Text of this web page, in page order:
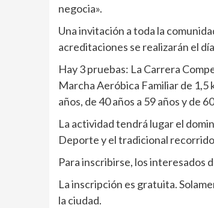
negocia».
Una invitación a toda la
acreditaciones se realizarán el
Hay 3 pruebas: La Carrera
Marcha Aeróbica Familiar de 1,5
años, de 40 años a 59 años y de
La actividad tendrá lugar el
Deporte y el tradicional
Para inscribirse, los interesados
La inscripción es gratuita.
la ciudad.